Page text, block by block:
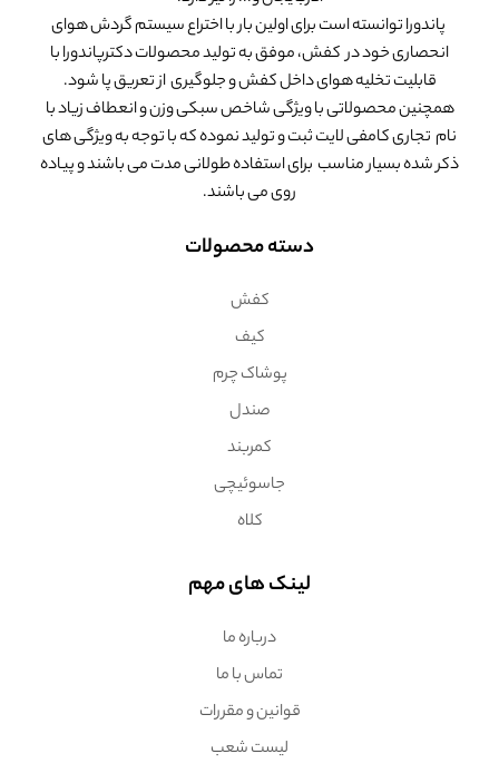
پاندورا توانسته است برای اولین بار با اختراع سیستم گردش هوای
انحصاری خود در کفش، موفق به تولید محصولات دکترپاندورا با
قابلیت تخلیه هوای داخل کفش و جلوگیری از تعریق پا شود.
همچنین محصولاتی با ویژگی شاخص سبکی وزن و انعطاف زیاد با
نام تجاری کامفی لایت ثبت و تولید نموده که با توجه به ویژگی های
ذکر شده بسیار مناسب برای استفاده طولانی مدت می باشند و پیاده
روی می باشند.
دسته محصولات
کفش
کیف
پوشاک چرم
صندل
کمربند
جاسوئیچی
کلاه
لینک های مهم
درباره ما
تماس با ما
قوانین و مقررات
لیست شعب